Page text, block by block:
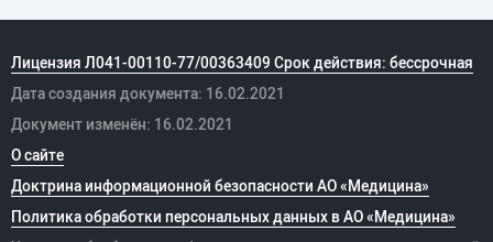
Лицензия Л041-00110-77/00363409 Срок действия: бессрочная
Дата создания документа: 16.02.2021
Документ изменён: 16.02.2021
О сайте
Доктрина информационной безопасности АО «Медицина»
Политика обработки персональных данных в АО «Медицина»